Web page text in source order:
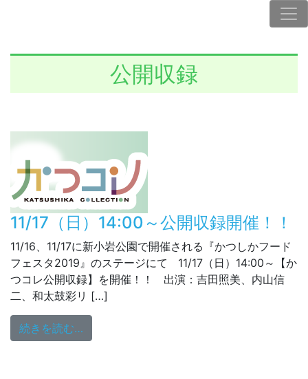
公開収録
11/17（日）14:00～公開収録開催！！
11/16、11/17に新小岩公園で開催される『かつしかフード
フェスタ2019』のステージにて 11/17（日）14:00～【か
つコレ公開収録】を開催！！ 出演：吉田照美、内山信
二、和太鼓彩リ […]
続きを読む…